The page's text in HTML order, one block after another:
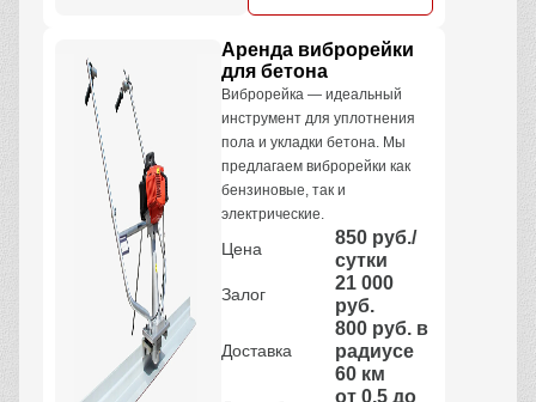
Аренда виброрейки
для бетона
Виброрейка — идеальный
инструмент для уплотнения
пола и укладки бетона. Мы
предлагаем виброрейки как
бензиновые, так и
электрические.
Цена
850 руб./
сутки
Залог
21 000
руб.
Доставка
800 руб. в
радиусе
60 км
от 0,5 до